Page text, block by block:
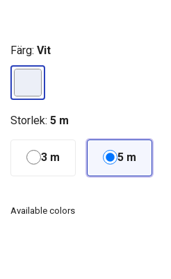
Färg: Vit
Storlek: 5 m
3 m 5 m
Available colors